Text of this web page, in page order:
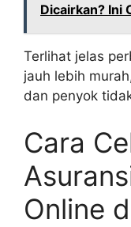
Dicairkan? Ini
Terlihat jelas
jauh lebih
dan penyok
Cara
Online